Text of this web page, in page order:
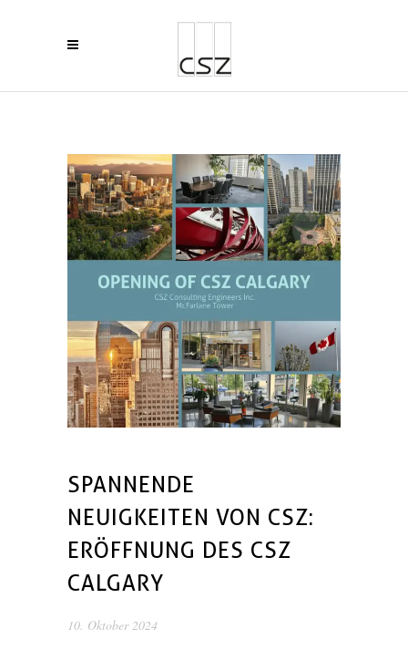
SPANNENDE
NEUIGKEITEN VON CSZ:
ERÖFFNUNG DES CSZ
CALGARY
10. Oktober 2024